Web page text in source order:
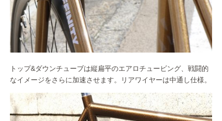
トップ&ダウンチューブは縦扁平のエアロチュービング、戦闘的
なイメージをさらに加速させます。リアワイヤーは中通し仕様。